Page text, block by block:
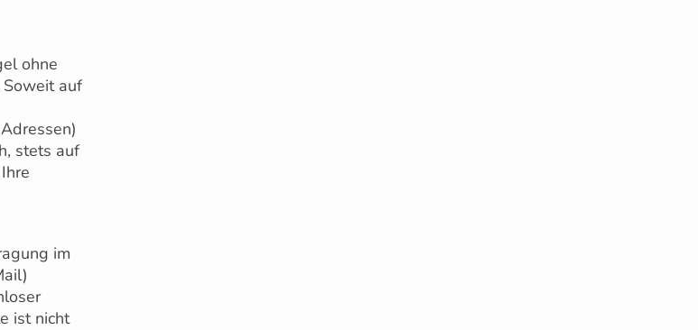
ohne
auf
stets auf
im
ist nicht